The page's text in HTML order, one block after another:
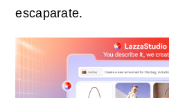
escaparate.